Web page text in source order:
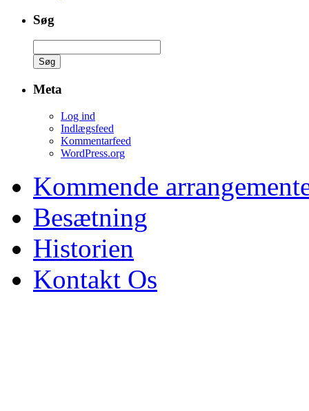
Søg
efter:
Meta
Log ind
Indlægsfeed
Kommentarfeed
WordPress.org
Kommende
Besætning
Historien
Kontakt Os